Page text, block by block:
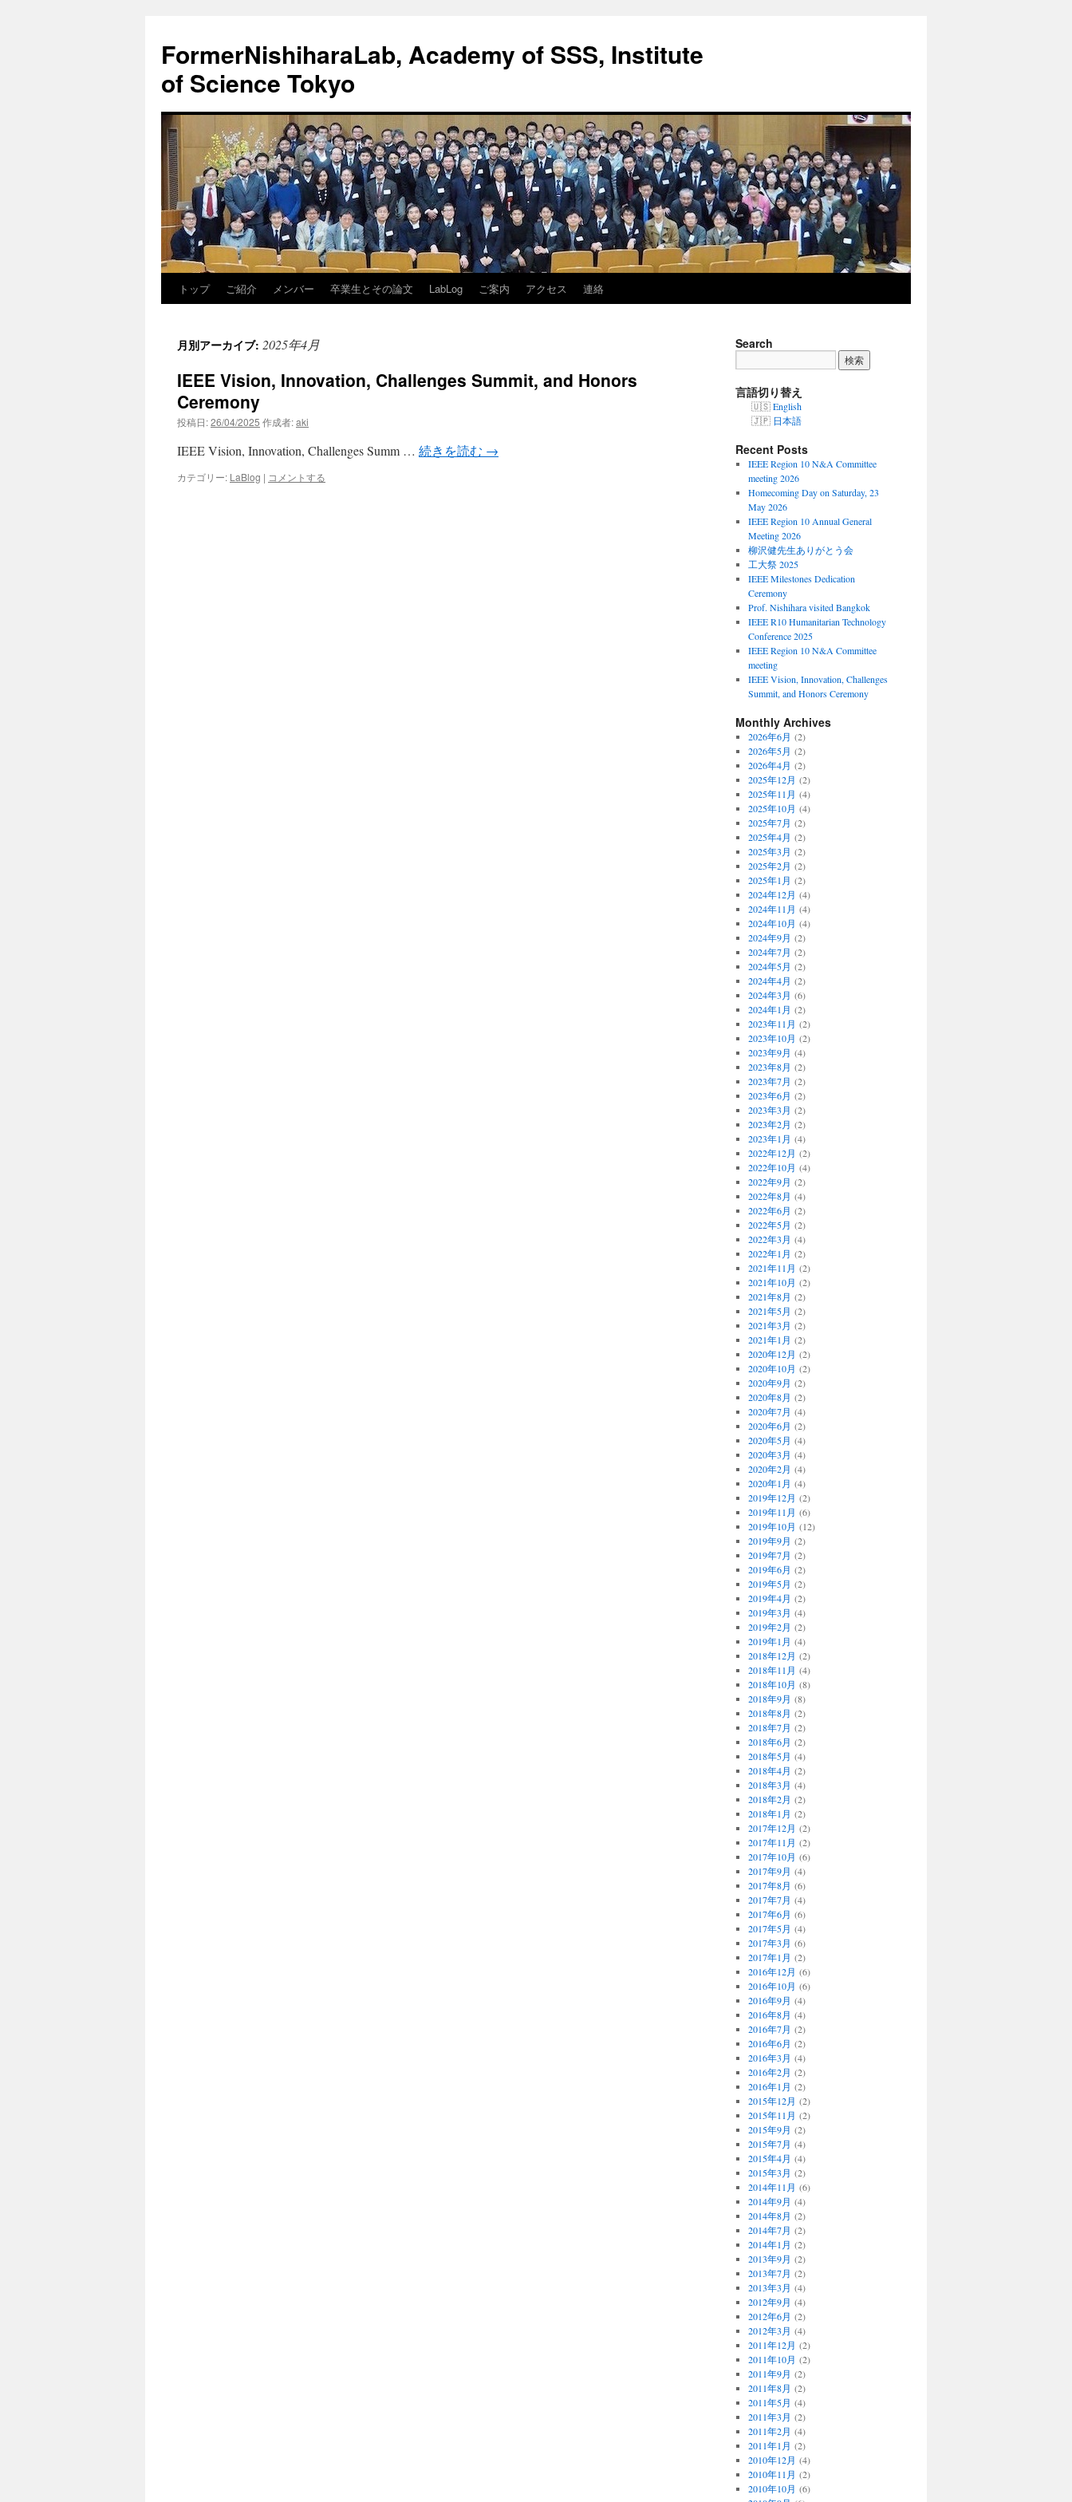
FormerNishiharaLab, Academy of SSS, Institute
of Science Tokyo
テ
トップ ご紹介 メンバー 卒業生とその論文 LabLog ご案内 アクセス 連絡
月別アーカイブ: 2025年4月
IEEE Vision, Innovation, Challenges Summit, and Honors
Ceremony
投稿日:26/04/2025 作成者:aki
IEEE Vision, Innovation, Challenges Summ … 続きを読む →
カテゴリー: LaBlog | コメントする
Search
言語切り替え
English
日本語
Recent Posts
IEEE Region 10 N&A Committee
meeting 2026
Homecoming Day on Saturday, 23
May 2026
IEEE Region 10 Annual General
Meeting 2026
柳沢健先生ありがとう会
工大祭 2025
IEEE Milestones Dedication
Ceremony
Prof. Nishihara visited Bangkok
IEEE R10 Humanitarian Technology
Conference 2025
IEEE Region 10 N&A Committee
meeting
IEEE Vision, Innovation, Challenges
Summit, and Honors Ceremony
Monthly Archives
2026年6月 (2)
2026年5月 (2)
2026年4月 (2)
2025年12月 (2)
2025年11月 (4)
2025年10月 (4)
2025年7月 (2)
2025年4月 (2)
2025年3月 (2)
2025年2月 (2)
2025年1月 (2)
2024年12月 (4)
2024年11月 (4)
2024年10月 (4)
2024年9月 (2)
2024年7月 (2)
2024年5月 (2)
2024年4月 (2)
2024年3月 (6)
2024年1月 (2)
2023年11月 (2)
2023年10月 (2)
2023年9月 (4)
2023年8月 (2)
2023年7月 (2)
2023年6月 (2)
2023年3月 (2)
2023年2月 (2)
2023年1月 (4)
2022年12月 (2)
2022年10月 (4)
2022年9月 (2)
2022年8月 (4)
2022年6月 (2)
2022年5月 (2)
2022年3月 (4)
2022年1月 (2)
2021年11月 (2)
2021年10月 (2)
2021年8月 (2)
2021年5月 (2)
2021年3月 (2)
2021年1月 (2)
2020年12月 (2)
2020年10月 (2)
2020年9月 (2)
2020年8月 (2)
2020年7月 (4)
2020年6月 (2)
2020年5月 (4)
2020年3月 (4)
2020年2月 (4)
2020年1月 (4)
2019年12月 (2)
2019年11月 (6)
2019年10月 (12)
2019年9月 (2)
2019年7月 (2)
2019年6月 (2)
2019年5月 (2)
2019年4月 (2)
2019年3月 (4)
2019年2月 (2)
2019年1月 (4)
2018年12月 (2)
2018年11月 (4)
2018年10月 (8)
2018年9月 (8)
2018年8月 (2)
2018年7月 (2)
2018年6月 (2)
2018年5月 (4)
2018年4月 (2)
2018年3月 (4)
2018年2月 (2)
2018年1月 (2)
2017年12月 (2)
2017年11月 (2)
2017年10月 (6)
2017年9月 (4)
2017年8月 (6)
2017年7月 (4)
2017年6月 (6)
2017年5月 (4)
2017年3月 (6)
2017年1月 (2)
2016年12月 (6)
2016年10月 (6)
2016年9月 (4)
2016年8月 (4)
2016年7月 (2)
2016年6月 (2)
2016年3月 (4)
2016年2月 (2)
2016年1月 (2)
2015年12月 (2)
2015年11月 (2)
2015年9月 (2)
2015年7月 (4)
2015年4月 (4)
2015年3月 (2)
2014年11月 (6)
2014年9月 (4)
2014年8月 (2)
2014年7月 (2)
2014年1月 (2)
2013年9月 (2)
2013年7月 (2)
2013年3月 (4)
2012年9月 (4)
2012年6月 (2)
2012年3月 (4)
2011年12月 (2)
2011年10月 (2)
2011年9月 (2)
2011年8月 (2)
2011年5月 (4)
2011年3月 (2)
2011年2月 (4)
2011年1月 (2)
2010年12月 (4)
2010年11月 (2)
2010年10月 (6)